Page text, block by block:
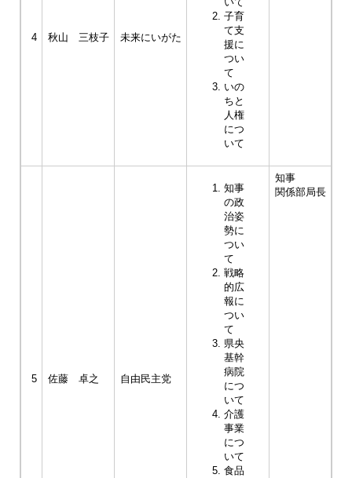
4 秋山 三枝子 未来にいがた
子育
て支
援に
つい
て
いの
ちと
人権
につ
いて
5 佐藤 卓之 自由民主党
知事
の政
治姿
勢に
つい
て
戦略
的広
報に
つい
て
県央
基幹
病院
につ
いて
介護
事業
につ
いて
食品
知事
関係部局長